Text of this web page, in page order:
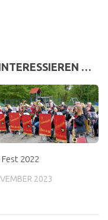
…
Fest 2022
2023